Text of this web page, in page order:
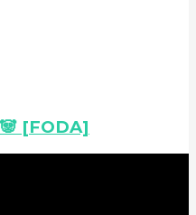
[FODA]